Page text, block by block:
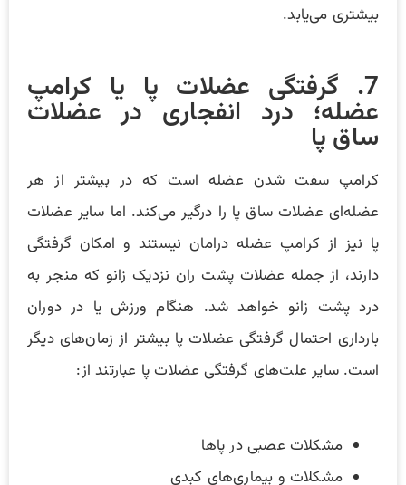
بیشتری می‌یابد.
7. گرفتگی عضلات پا یا کرامپ
عضله؛ درد انفجاری در عضلات
ساق پا
کرامپ سفت شدن عضله است که در بیشتر از هر
عضله‌ای عضلات ساق پا را درگیر می‌کند. اما سایر عضلات
پا نیز از کرامپ عضله درامان نیستند و امکان گرفتگی
دارند، از جمله عضلات پشت ران نزدیک زانو که منجر به
درد پشت زانو خواهد شد. هنگام ورزش یا در دوران
بارداری احتمال گرفتگی عضلات پا بیشتر از زمان‌های دیگر
است. سایر علت‌های گرفتگی عضلات پا عبارتند از:
مشکلات عصبی در پاها
مشکلات و بیماری‌های کبدی